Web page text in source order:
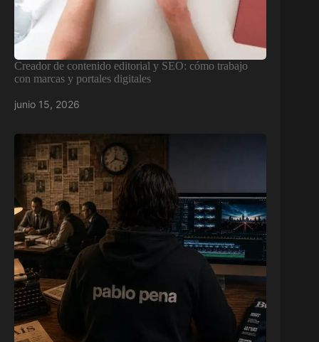
Creador de contenido editorial y SEO: cómo trabajo
con marcas y portales digitales
junio 15, 2026